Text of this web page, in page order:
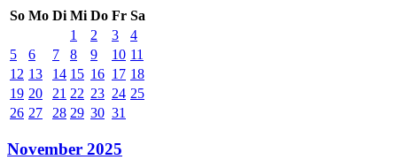
So Mo Di Mi Do Fr Sa
1
2 3
4
5
6 7 8 9 10 11
12 13 14 15 16 17 18
19 20 21 22 23 24 25
26 27 28 29 30 31
November 2025